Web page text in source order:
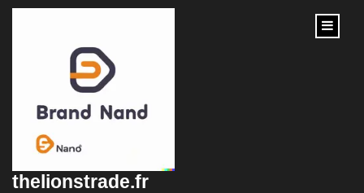
content
thelionstrade.fr
Trouvez la Meilleure
Formation en Ligne